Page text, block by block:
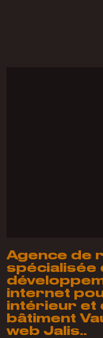
Agence de
spécialisée
internet
intérieur et
bâtiment
web Jalis..